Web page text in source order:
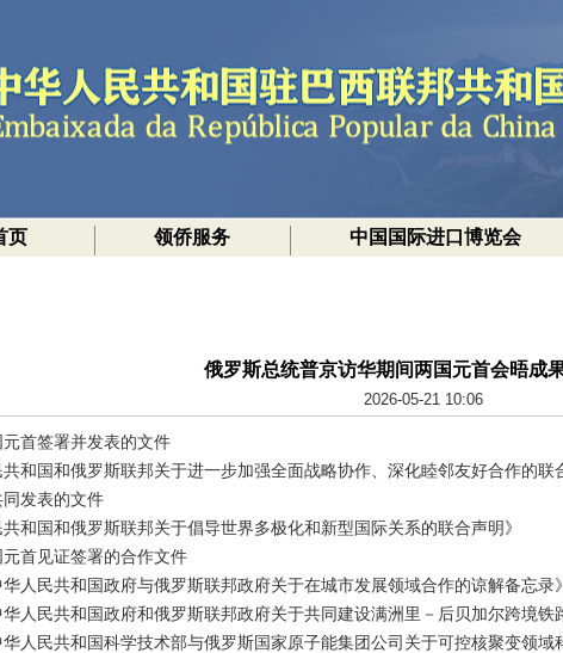
页 领侨服务 中国国际进口博览会
俄罗斯总统普京访华期间两国元首会晤成
2026-05-21 10:06
首签署并发表的文件
共和国和俄罗斯联邦关于进一步加强全面战略协作、深化睦邻友好合作的联
发表的文件
共和国和俄罗斯联邦关于倡导世界多极化和新型国际关系的联合声明》
首见证签署的合作文件
华人民共和国政府与俄罗斯联邦政府关于在城市发展领域合作的谅解备忘录》
华人民共和国政府和俄罗斯联邦政府关于共同建设满洲里－后贝加尔跨境铁
华人民共和国科学技术部与俄罗斯国家原子能集团公司关于可控核聚变领域